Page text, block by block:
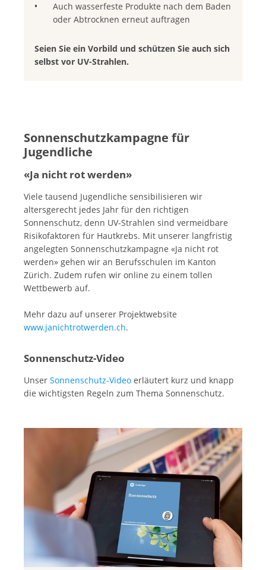
Auch wasserfeste Produkte nach dem Baden
oder Abtrocknen erneut auftragen
Seien Sie ein Vorbild und schützen Sie auch sich
selbst vor UV-Strahlen.
Sonnenschutzkampagne für
Jugendliche
«Ja nicht rot werden»
Viele tausend Jugendliche sensibilisieren wir
altersgerecht jedes Jahr für den richtigen
Sonnenschutz, denn UV-Strahlen sind vermeidbare
Risikofaktoren für Hautkrebs. Mit unserer langfristig
angelegten Sonnenschutzkampagne «Ja nicht rot
werden» gehen wir an Berufsschulen im Kanton
Zürich. Zudem rufen wir online zu einem tollen
Wettbewerb auf.
Mehr dazu auf unserer Projektwebsite
www.janichtrotwerden.ch.
Sonnenschutz-Video
Unser Sonnenschutz-Video erläutert kurz und knapp
die wichtigsten Regeln zum Thema Sonnenschutz.